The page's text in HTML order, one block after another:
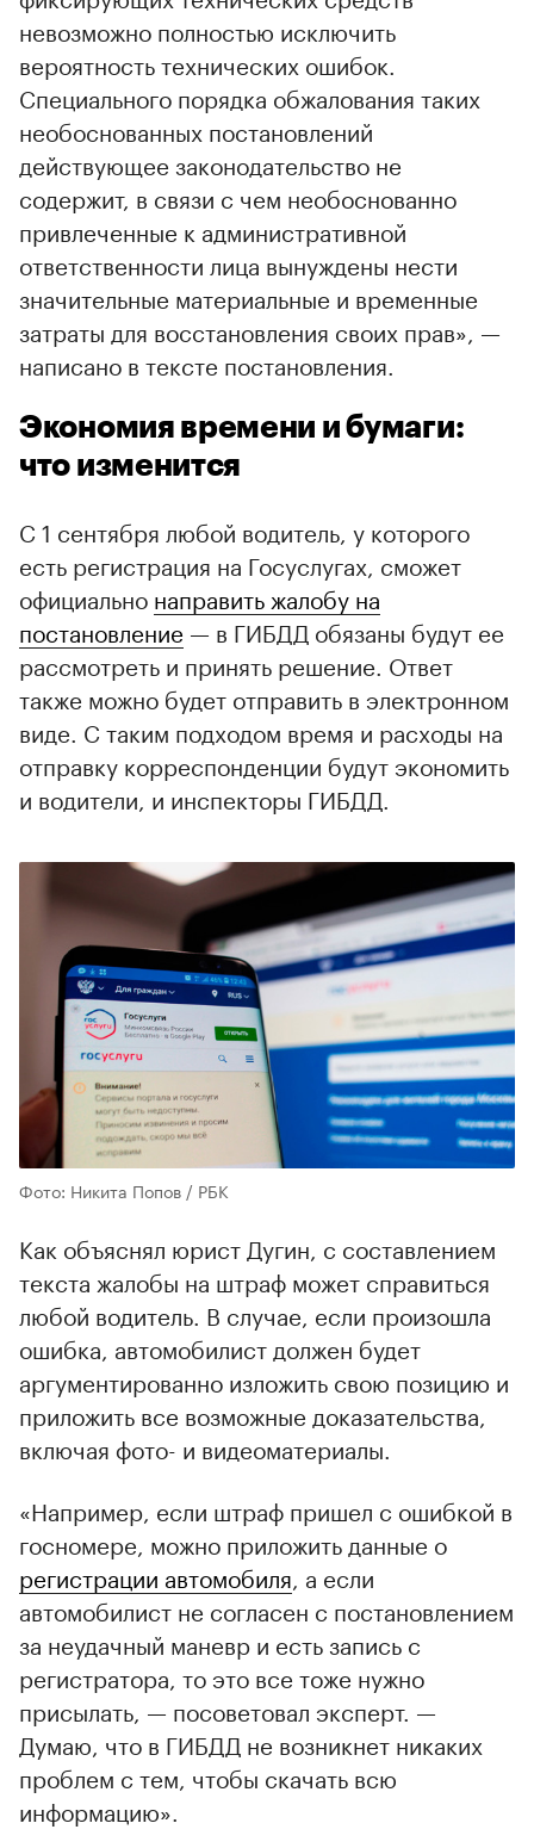
невозможно полностью исключить
вероятность технических ошибок.
Специального порядка обжалования таких
необоснованных постановлений
действующее законодательство не
содержит, в связи с чем необоснованно
привлеченные к административной
ответственности лица вынуждены нести
значительные материальные и временные
затраты для восстановления своих прав», —
написано в тексте постановления.
Экономия времени и бумаги:
что изменится
С 1 сентября любой водитель, у которого
есть регистрация на Госуслугах, сможет
официально направить жалобу на
постановление — в ГИБДД обязаны будут ее
рассмотреть и принять решение. Ответ
также можно будет отправить в электронном
виде. С таким подходом время и расходы на
отправку корреспонденции будут экономить
и водители, и инспекторы ГИБДД.
Фото: Никита Попов / РБК
Как объяснял юрист Дугин, с составлением
текста жалобы на штраф может справиться
любой водитель. В случае, если произошла
ошибка, автомобилист должен будет
аргументированно изложить свою позицию и
приложить все возможные доказательства,
включая фото- и видеоматериалы.
«Например, если штраф пришел с ошибкой в
госномере, можно приложить данные о
регистрации автомобиля , а если
автомобилист не согласен с постановлением
за неудачный маневр и есть запись с
регистратора, то это все тоже нужно
присылать, — посоветовал эксперт. —
Думаю, что в ГИБДД не возникнет никаких
проблем с тем, чтобы скачать всю
информацию».